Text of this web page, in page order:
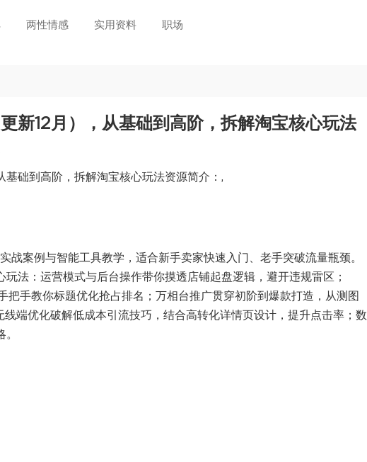
两性情感 实用资料 职场
新12月），从基础到高阶，拆解淘宝核心玩法
基础到高阶，拆解淘宝核心玩法资源简介：,
案例与智能工具教学，适合新手卖家快速入门、老手突破流量瓶颈。
法：运营模式与后台操作带你摸透店铺起盘逻辑，避开违规雷区；
把手教你标题优化抢占排名；万相台推广贯穿初阶到爆款打造，从测图
端优化破解低成本引流技巧，结合高转化详情页设计，提升点击率；数